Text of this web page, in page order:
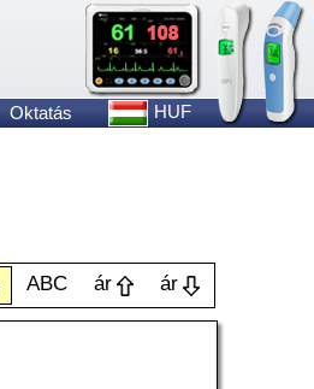
Oktatás HUF
ABC ár ár